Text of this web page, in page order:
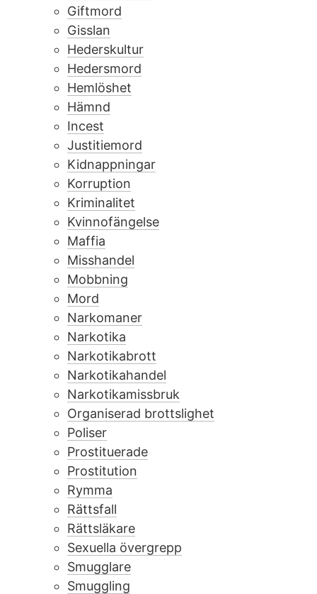
Giftmord
Gisslan
Hederskultur
Hedersmord
Hemlöshet
Hämnd
Incest
Justitiemord
Kidnappningar
Korruption
Kriminalitet
Kvinnofängelse
Maffia
Misshandel
Mobbning
Mord
Narkomaner
Narkotika
Narkotikabrott
Narkotikahandel
Narkotikamissbruk
Organiserad brottslighet
Poliser
Prostituerade
Prostitution
Rymma
Rättsfall
Rättsläkare
Sexuella övergrepp
Smugglare
Smuggling